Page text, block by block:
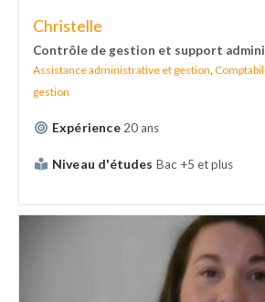
Christelle
Contrôle de gestion et support
Assistance administrative et gestion
gestion
Expérience 20 ans
Niveau d'études Bac +5 et plus